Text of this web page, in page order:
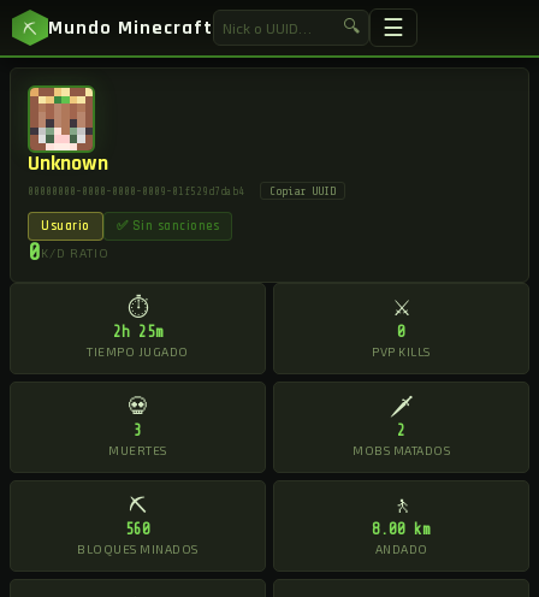
⛏ Mundo Minecraft 🔍 ☰
Unknown
00000000-0000-0000-0009-01f529d7dab4 Copiar UUID
Usuario ✅ Sin sanciones
0K/D RATIO
⏱
2h 25m
TIEMPO JUGADO
⚔
0
PVP KILLS
💀
3
MUERTES
🗡
2
MOBS MATADOS
⛏
560
BLOQUES MINADOS
🚶
8.00 km
ANDADO